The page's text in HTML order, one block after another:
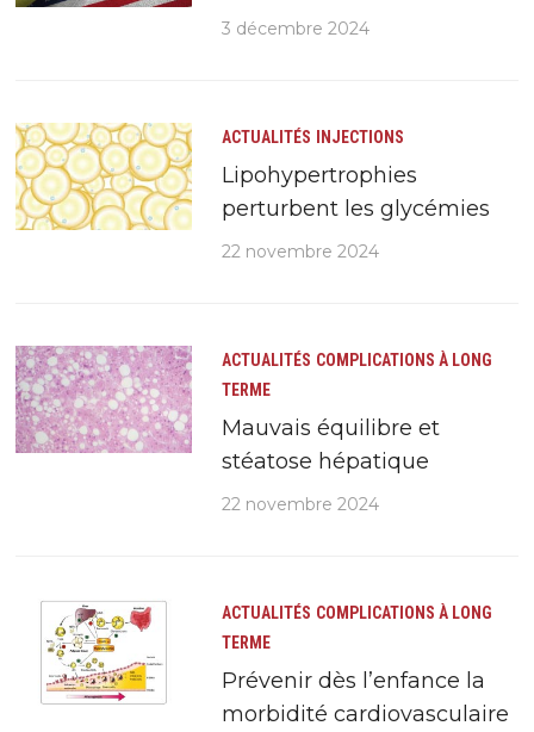
3 décembre 2024
ACTUALITÉS INJECTIONS
Lipohypertrophies
perturbent les glycémies
22 novembre 2024
ACTUALITÉS COMPLICATIONS À LONG
TERME
Mauvais équilibre et
stéatose hépatique
22 novembre 2024
ACTUALITÉS COMPLICATIONS À LONG
TERME
Prévenir dès l’enfance la
morbidité cardiovasculaire